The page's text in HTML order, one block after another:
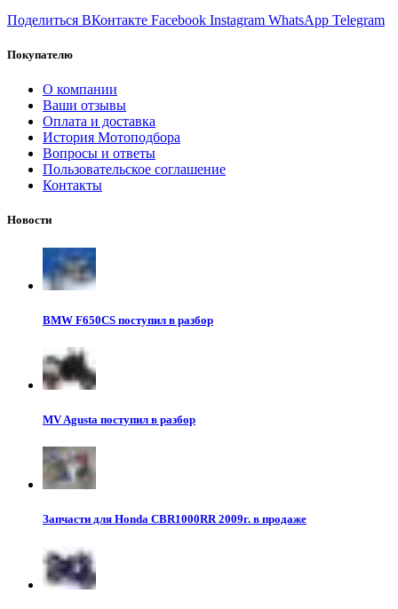
Поделиться ВКонтакте Facebook Instagram WhatsApp Telegram
Покупателю
О компании
Ваши отзывы
Оплата и доставка
История Мотоподбора
Вопросы и ответы
Пользовательское соглашение
Контакты
Новости
BMW F650CS поступил в разбор
MV Agusta поступил в разбор
Запчасти для Honda CBR1000RR 2009г. в продаже